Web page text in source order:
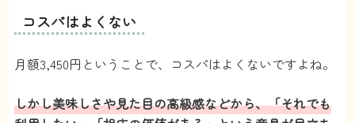
も入ってます。
リボンかかってたりして、開封するときワクワク感
【配送頻度】
ご褒美って感じです。
【継続】
コスパはよくない
月額3,450円ということで、コスパはよくないですよね。
しかし美味しさや見た目の高級感などから、「それでも